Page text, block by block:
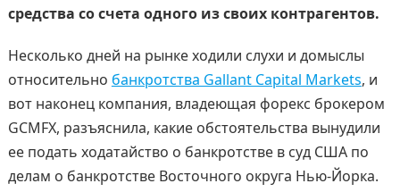
средства со счета одного из своих контрагентов.
Несколько дней на рынке ходили слухи и домыслы
относительно банкротства Gallant Capital Markets, и
вот наконец компания, владеющая форекс брокером
GCMFX, разъяснила, какие обстоятельства вынудили
ее подать ходатайство о банкротстве в суд США по
делам о банкротстве Восточного округа Нью-Йорка.